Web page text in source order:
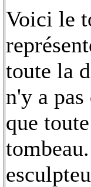
Voici le
toute la
n'y a
que